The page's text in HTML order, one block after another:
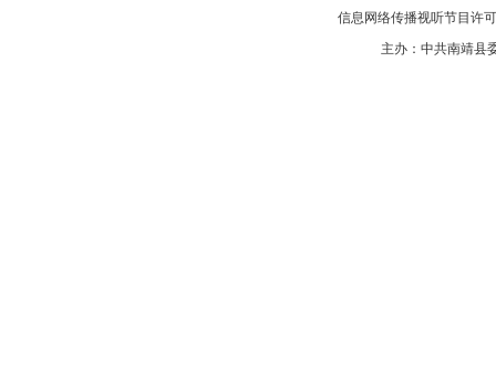
信息网络传播视听节目许
主办：中共南靖县